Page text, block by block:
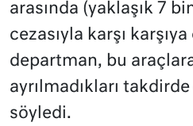
arasında (yaklaşık 7
cezasıyla karşı
departman, bu
ayrılmadıkları
söyledi.